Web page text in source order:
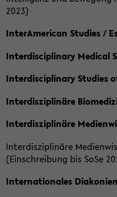
2023)
InterAmerican Studies /
Interdisciplinary Medical
Interdisciplinary Studies
Interdisziplinäre
Interdisziplinäre
Interdisziplinäre
(Einschreibung bis SoSe
Internationales